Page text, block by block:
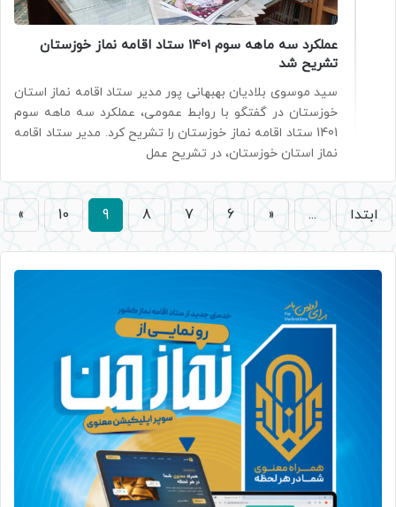
عملکرد سه ماهه سوم 1401 ستاد اقامه نماز خوزستان
تشریح شد
سید موسوی بلادیان بهبهانی پور مدیر ستاد اقامه نماز استان
خوزستان در گفتگو با روابط عمومی، عملکرد سه ماهه سوم
1401 ستاد اقامه نماز خوزستان را تشریح کرد. مدیر ستاد اقامه
نماز استان خوزستان، در تشریح عمل
ابتدا ...
«
6
7
8
9
10
»